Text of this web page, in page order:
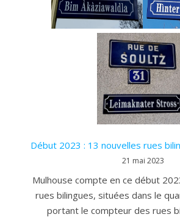
Début 2023 : 13 nouvelles rues
21 mai 2023
Mulhouse compte en ce début
rues bilingues, situées dans le
portant le compteur des rues